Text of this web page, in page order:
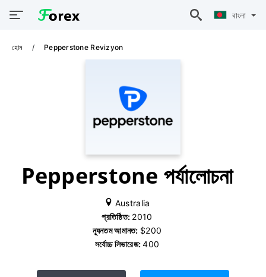
বাংলা
হোম Pepperstone Revizyon
Pepperstone পর্যালোচনা
Australia
প্রতিষ্ঠিত: 2010
ন্যূনতম আমানত: $200
সর্বোচ্চ লিভারেজ:400